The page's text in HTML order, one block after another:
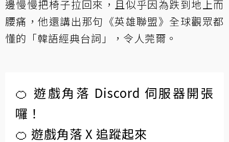
邊慢慢把椅子拉回來，且似乎因為跌到地上而
腰痛，他還講出那句《英雄聯盟》全球觀眾都
懂的「韓語經典台詞」，令人莞爾。
🍊 遊戲角落 Discord 伺服器開張
囉！
🍊 遊戲角落 X 追蹤起來